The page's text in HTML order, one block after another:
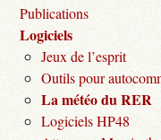
Publications
Logiciels
Jeux de l’esprit
Outils pour
La météo du RER
Logiciels HP48